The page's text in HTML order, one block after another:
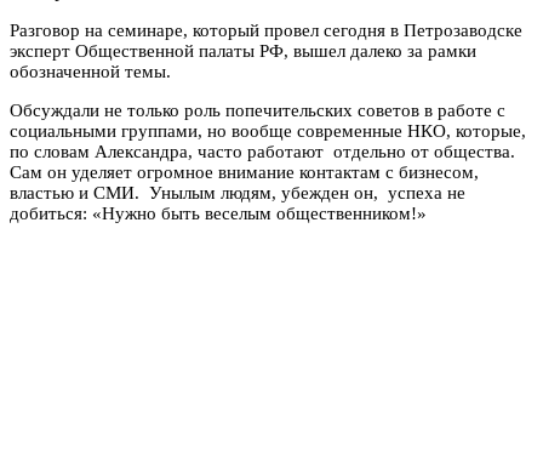
Разговор на семинаре, который провел сегодня в Петрозаводске
эксперт Общественной палаты РФ, вышел далеко за рамки
обозначенной темы.
Обсуждали не только роль попечительских советов в работе с
социальными группами, но вообще современные НКО, которые,
по словам Александра, часто работают отдельно от общества.
Сам он уделяет огромное внимание контактам с бизнесом,
властью и СМИ. Унылым людям, убежден он, успеха не
добиться: «Нужно быть веселым общественником!»